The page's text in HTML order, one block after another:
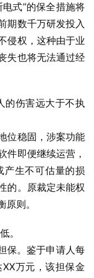
式”的保全措施将
期数千万研发投入
侵权，这种由于业
失也将无法通过经
的伤害远大于不执
位稳固，涉案功能
件即便继续运营，
产生不可估量的损
的。原裁定未能权
则。
。
保。鉴于申请人每
万元，该担保金